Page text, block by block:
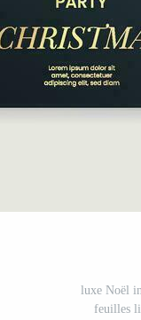
luxe Noël
feuilles